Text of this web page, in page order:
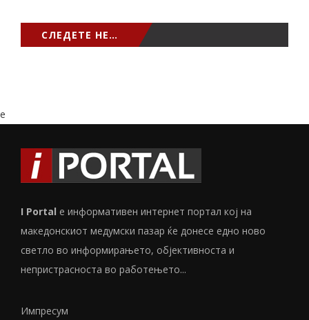
СЛЕДЕТЕ НЕ…
e
I Portal е информативен интернет портал кој на
македонскиот медумски пазар ќе донесе едно ново
светло во информирањето, објективноста и
непристрасноста во работењето...
Импресум